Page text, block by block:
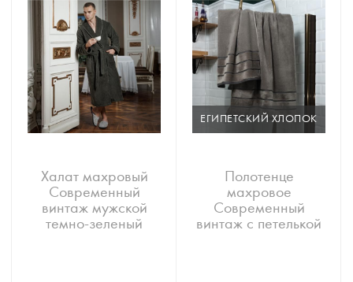
Халат махровый
Современный
винтаж мужской
темно-зеленый
ЕГИПЕТСКИЙ ХЛОПОК
Полотенце
махровое
Современный
винтаж с петелькой